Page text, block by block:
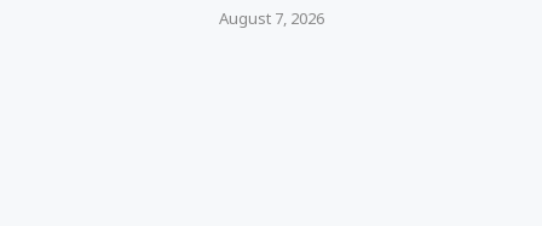
August 7, 2026